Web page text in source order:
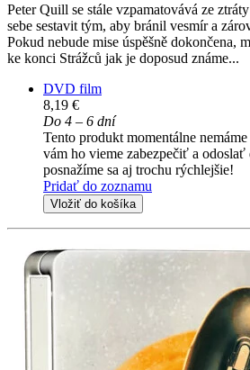
Peter Quill se stále vzpamatovává ze
sebe sestavit tým, aby bránil vesmír a
Pokud nebude mise úspěšně dokončena,
ke konci Strážců jak je doposud známe...
DVD film
8,19 €
Do 4 – 6 dní
Tento produkt momentálne
vám ho vieme zabezpečiť a odoslať
posnažíme sa aj trochu rýchlejšie!
Pridať do zoznamu
Vložiť do košíka